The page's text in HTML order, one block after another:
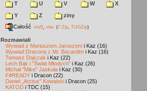
T
U V W
X
Y
Z
ziny
Całość md5 sha (7-Zip TUGZip)
Rozmawiali
Wywiad z Mariuszem Jaroszem i Kaz (16)
Wywiad Dracona z Mr. Bacardim i Kaz (16)
Tomasz Dajczak i Kaz (22)
Lech Bąk i "Świat Młodych" i Kaz (26)
Michał "Mike" Jaskuła i Kaz (30)
F#READY i Dracon (22)
Daniel „Arctus” Kowalski i Dracon (25)
KATOD i TDC (15)